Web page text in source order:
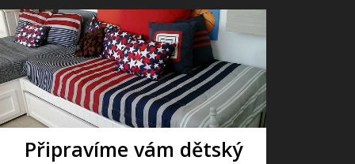
Připravíme vám dětský